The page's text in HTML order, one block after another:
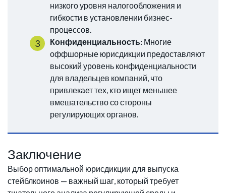
низкого уровня налогообложения и
гибкости в установлении бизнес-
процессов.
Конфиденциальность: Многие
оффшорные юрисдикции предоставляют
высокий уровень конфиденциальности
для владельцев компаний, что
привлекает тех, кто ищет меньшее
вмешательство со стороны
регулирующих органов.
Заключение
Выбор оптимальной юрисдикции для выпуска
стейблкоинов — важный шаг, который требует